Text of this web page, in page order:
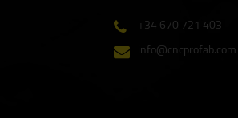
+34 670 721 403
info@cncprofab.com